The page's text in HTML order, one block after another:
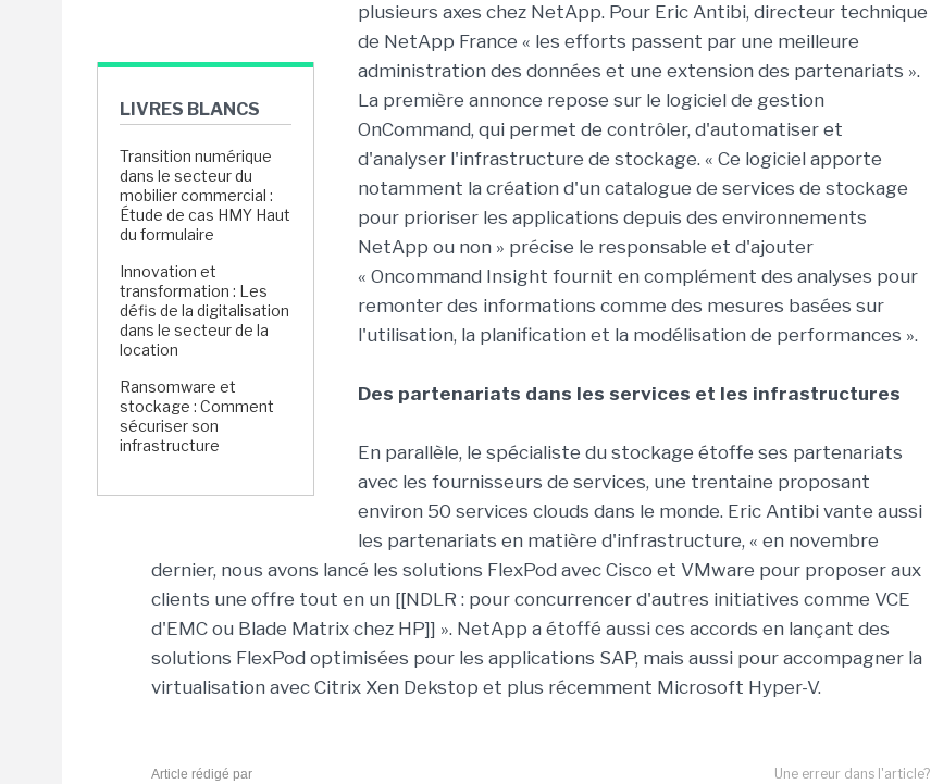
LIVRES BLANCS
Transition numérique
dans le secteur du
mobilier commercial :
Étude de cas HMY Haut
du formulaire
Innovation et
transformation : Les
défis de la digitalisation
dans le secteur de la
location
Ransomware et
stockage : Comment
sécuriser son
infrastructure
plusieurs axes chez NetApp. Pour Eric Antibi, directeur technique
de NetApp France « les efforts passent par une meilleure
administration des données et une extension des partenariats ».
La première annonce repose sur le logiciel de gestion
OnCommand, qui permet de contrôler, d'automatiser et
d'analyser l'infrastructure de stockage. « Ce logiciel apporte
notamment la création d'un catalogue de services de stockage
pour prioriser les applications depuis des environnements
NetApp ou non » précise le responsable et d'ajouter
« Oncommand Insight fournit en complément des analyses pour
remonter des informations comme des mesures basées sur
l'utilisation, la planification et la modélisation de performances ».
Des partenariats dans les services et les infrastructures
En parallèle, le spécialiste du stockage étoffe ses partenariats
avec les fournisseurs de services, une trentaine proposant
environ 50 services clouds dans le monde. Eric Antibi vante aussi
les partenariats en matière d'infrastructure, « en novembre
dernier, nous avons lancé les solutions FlexPod avec Cisco et VMware pour proposer aux
clients une offre tout en un [[NDLR : pour concurrencer d'autres initiatives comme VCE
d'EMC ou Blade Matrix chez HP]] ». NetApp a étoffé aussi ces accords en lançant des
solutions FlexPod optimisées pour les applications SAP, mais aussi pour accompagner la
virtualisation avec Citrix Xen Dekstop et plus récemment Microsoft Hyper-V.
Une erreur dans l'article?
Article rédigé par